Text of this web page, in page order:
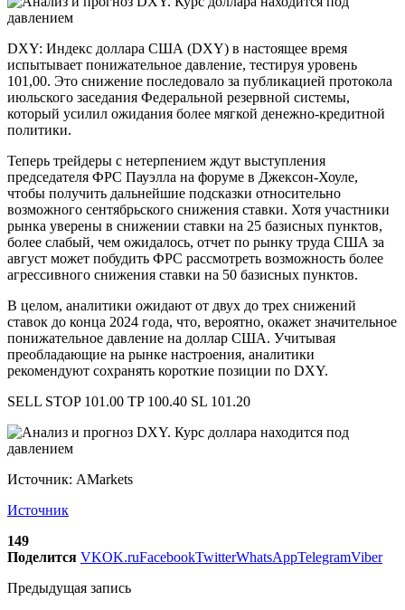
DXY: Индекс доллара США (DXY) в настоящее время
испытывает понижательное давление, тестируя уровень
101,00. Это снижение последовало за публикацией протокола
июльского заседания Федеральной резервной системы,
который усилил ожидания более мягкой денежно-кредитной
политики.
Теперь трейдеры с нетерпением ждут выступления
председателя ФРС Пауэлла на форуме в Джексон-Хоуле,
чтобы получить дальнейшие подсказки относительно
возможного сентябрьского снижения ставки. Хотя участники
рынка уверены в снижении ставки на 25 базисных пунктов,
более слабый, чем ожидалось, отчет по рынку труда США за
август может побудить ФРС рассмотреть возможность более
агрессивного снижения ставки на 50 базисных пунктов.
В целом, аналитики ожидают от двух до трех снижений
ставок до конца 2024 года, что, вероятно, окажет значительное
понижательное давление на доллар США. Учитывая
преобладающие на рынке настроения, аналитики
рекомендуют сохранять короткие позиции по DXY.
SELL STOP 101.00 TP 100.40 SL 101.20
Источник: AMarkets
Источник
149
Поделится VKOK.ruFacebookTwitterWhatsAppTelegramViber
Предыдущая запись